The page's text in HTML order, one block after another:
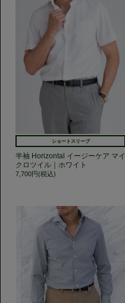
ショートスリーブ
半袖 Horizontal イージーケア マイ
クロツイル｜ホワイト
7,700円(税込)